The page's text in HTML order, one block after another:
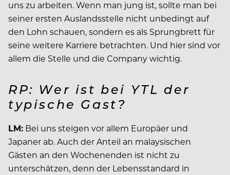
uns zu arbeiten. Wenn man jung ist, sollte man bei
seiner ersten Auslandsstelle nicht unbedingt auf
den Lohn schauen, sondern es als Sprungbrett für
seine weitere Karriere betrachten. Und hier sind vor
allem die Stelle und die Company wichtig.
RP: Wer ist bei YTL der
typische Gast?
LM: Bei uns steigen vor allem Europäer und
Japaner ab. Auch der Anteil an malaysischen
Gästen an den Wochenenden ist nicht zu
unterschätzen, denn der Lebensstandard in